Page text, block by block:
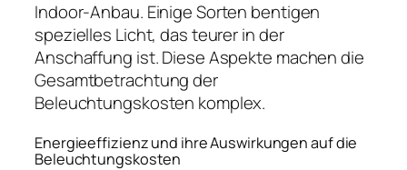
Indoor-Anbau. Einige Sorten bentigen
spezielles Licht, das teurer in der
Anschaffung ist. Diese Aspekte machen die
Gesamtbetrachtung der
Beleuchtungskosten komplex.
Energieeffizienz und ihre Auswirkungen auf die
Beleuchtungskosten